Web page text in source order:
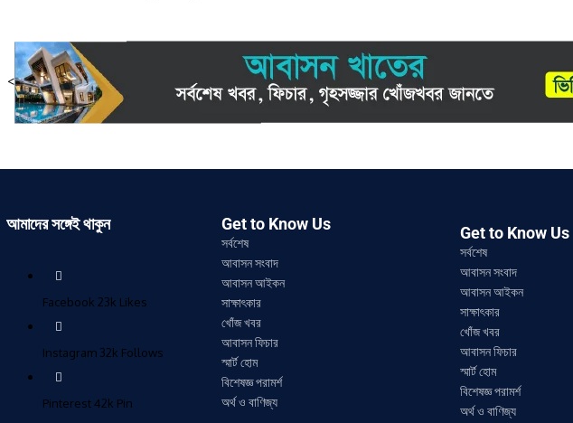
<
আমাদের সঙ্গেই থাকুন
Facebook 23k Likes
Instagram 32k Follows
Pinterest 42k Pin
Get to Know Us
সর্বশেষ
আবাসন সংবাদ
আবাসন আইকন
সাক্ষাৎকার
খোঁজ খবর
আবাসন ফিচার
স্মার্ট হোম
বিশেষজ্ঞ পরামর্শ
অর্থ ও বাণিজ্য
Get to Know Us
সর্বশেষ
আবাসন সংবাদ
আবাসন আইকন
সাক্ষাৎকার
খোঁজ খবর
আবাসন ফিচার
স্মার্ট হোম
বিশেষজ্ঞ পরামর্শ
অর্থ ও বাণিজ্য